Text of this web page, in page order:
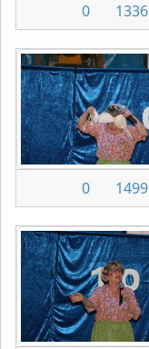
0 1336
0 1499